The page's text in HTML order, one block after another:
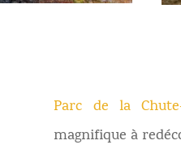
Parc de la
magnifique à